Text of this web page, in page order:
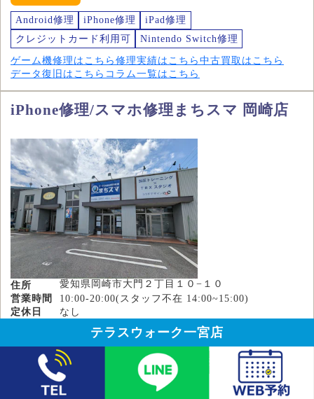
Android修理 iPhone修理
iPad修理
クレジットカード利用可
Nintendo Switch修理
ゲーム機修理はこちら 修理実績はこちら 中古買取はこちら
データ復旧はこちら コラム一覧はこちら
iPhone修理/スマホ修理まちスマ 岡崎店
住所
愛知県岡崎市大門２丁目１０−１０
営業時間
10:00-20:00(スタッフ不在 14:00~15:00)
定休日
なし
店舗前に6台あり
岡崎市,安城市,豊田市,西尾市
修理料金 電話で相談・予約 LINEで相談・予約
webで予約
テラスウォーク一宮店